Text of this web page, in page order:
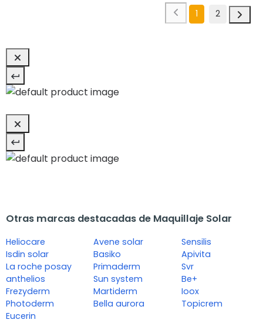
1 2
Otras marcas destacadas de Maquillaje Solar
Heliocare
Isdin solar
La roche posay
anthelios
Frezyderm
Photoderm
Eucerin
Avene solar
Basiko
Primaderm
Sun system
Martiderm
Bella aurora
Sensilis
Apivita
Svr
Be+
Ioox
Topicrem